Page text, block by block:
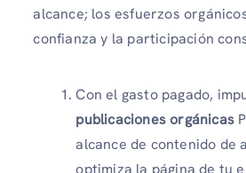
alcance; los esfuerzos
confianza y la participación
Con el gasto pagado,
publicaciones orgánicas
alcance de contenido de